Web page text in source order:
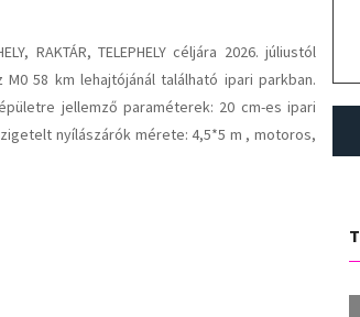
RAKTÁR, TELEPHELY céljára 2026. júliustól
58 km lehajtójánál található ipari parkban.
jellemző paraméterek: 20 cm-es ipari
nyílászárók mérete: 4,5*5 m , motoros,
–, ipari áram –3 x 32 A mely igény esetén